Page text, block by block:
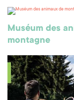
Muséum des
montagne